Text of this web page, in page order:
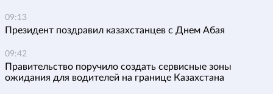
09:13
Президент поздравил казахстанцев с Днем Абая
09:42
Правительство поручило создать сервисные зоны
ожидания для водителей на границе Казахстана